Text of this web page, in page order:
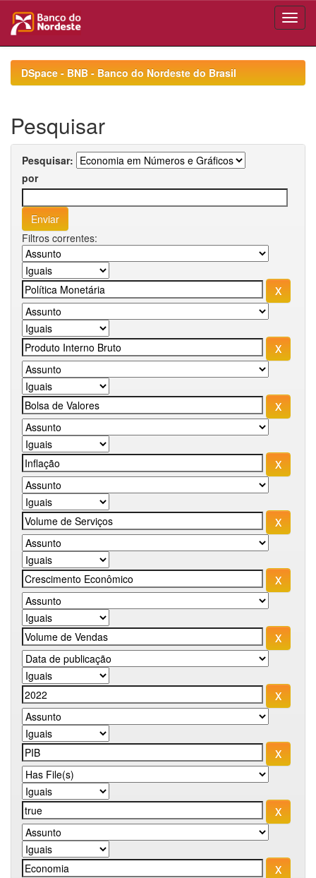
navigationDSpace - BNB - Banco do Nordeste do Brasil
Pesquisar
Pesquisar:
por
Filtros correntes: